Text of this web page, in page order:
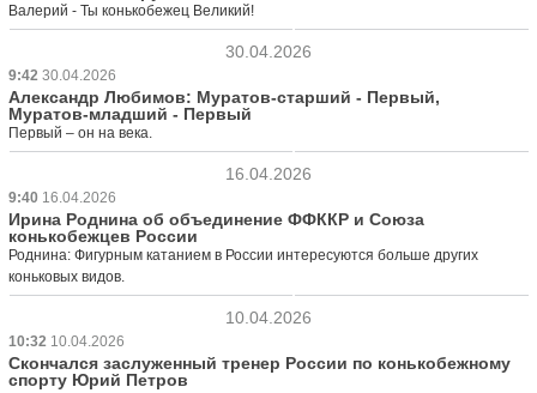
Валерий - Ты конькобежец Великий!
30.04.2026
9:42 30.04.2026
Александр Любимов: Муратов-старший - Первый,
Муратов-младший - Первый
Первый – он на века.
16.04.2026
9:40 16.04.2026
Ирина Роднина об объединение ФФККР и Союза
конькобежцев России
Роднина: Фигурным катанием в России интересуются больше других
коньковых видов.
10.04.2026
10:32 10.04.2026
Скончался заслуженный тренер России по конькобежному
спорту Юрий Петров